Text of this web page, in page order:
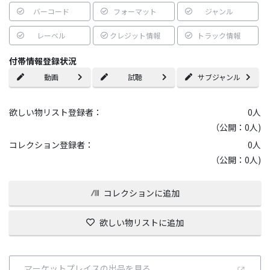
バーコード フォーマット ジャンル
レーベル クレジット情報 トラック情報
付帯情報登録状況
動画 試聴 サブジャンル
欲しい物リスト登録者： 0人
（公開：0人)
コレクション登録者：
0人
（公開：0人)
コレクションに追加
欲しい物リストに追加